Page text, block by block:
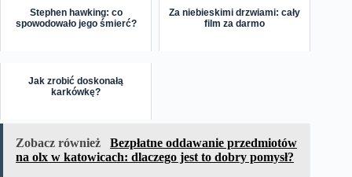
Stephen hawking: co
spowodowało jego śmierć?
Za niebieskimi drzwiami: cały
film za darmo
Jak zrobić doskonałą
karkówkę?
Zobacz również
Bezpłatne oddawanie przedmiotów
na olx w katowicach: dlaczego jest to dobry pomysł?